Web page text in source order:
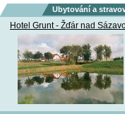
Ubytování a
Hotel Grunt - Žďár nad